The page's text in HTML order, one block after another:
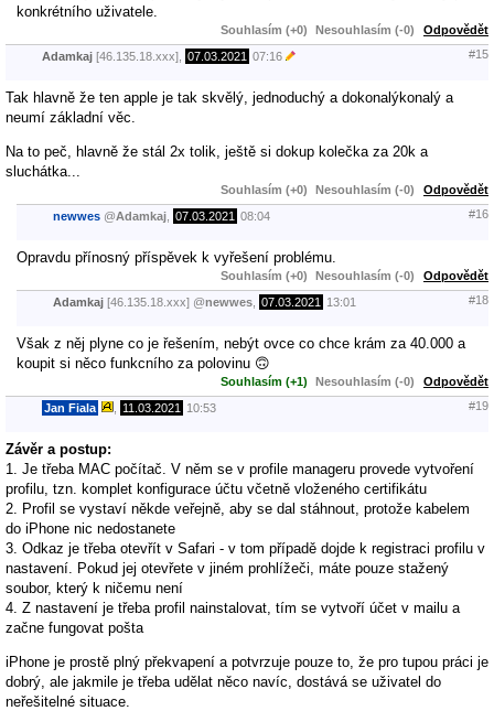
konkrétního uživatele.
Souhlasím (+0) Nesouhlasím (-0) Odpovědět
Adamkaj [46.135.18.xxx], 07.03.2021 07:16 #15
Tak hlavně že ten apple je tak skvělý, jednoduchý a dokonalýkonalý a
neumí základní věc.
Na to peč, hlavně že stál 2x tolik, ještě si dokup kolečka za 20k a
sluchátka...
Souhlasím (+0) Nesouhlasím (-0) Odpovědět
newwes @Adamkaj 07.03.2021 08:04 #16
Opravdu přínosný příspěvek k vyřešení problému.
Souhlasím (+0) Nesouhlasím (-0) Odpovědět
Adamkaj [46.135.18.xxx] @newwes 07.03.2021 13:01 #18
Však z něj plyne co je řešením, nebýt ovce co chce krám za 40.000 a
koupit si něco funkcního za polovinu 🙃
Souhlasím (+1) Nesouhlasím (-0) Odpovědět
Jan Fiala 11.03.2021 10:53 #19
Závěr a postup:
1. Je třeba MAC počítač. V něm se v profile manageru provede vytvoření
profilu, tzn. komplet konfigurace účtu včetně vloženého certifikátu
2. Profil se vystaví někde veřejně, aby se dal stáhnout, protože kabelem
do iPhone nic nedostanete
3. Odkaz je třeba otevřít v Safari - v tom případě dojde k registraci profilu v
nastavení. Pokud jej otevřete v jiném prohlížeči, máte pouze stažený
soubor, který k ničemu není
4. Z nastavení je třeba profil nainstalovat, tím se vytvoří účet v mailu a
začne fungovat pošta
iPhone je prostě plný překvapení a potvrzuje pouze to, že pro tupou práci je
dobrý, ale jakmile je třeba udělat něco navíc, dostává se uživatel do
neřešitelné situace.